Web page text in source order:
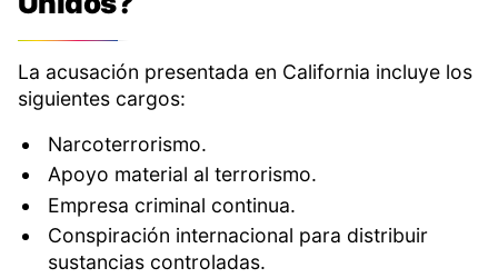
La acusación presentada en California incluye los
siguientes cargos:
Narcoterrorismo.
Apoyo material al terrorismo.
Empresa criminal continua.
Conspiración internacional para distribuir
sustancias controladas.